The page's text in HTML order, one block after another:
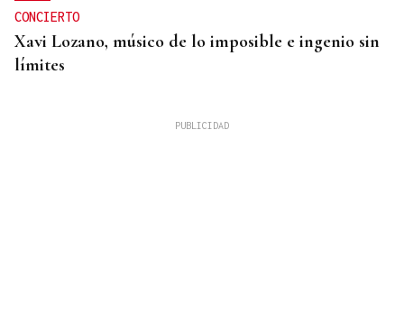
CONCIERTO
Xavi Lozano, músico de lo imposible e ingenio sin
límites